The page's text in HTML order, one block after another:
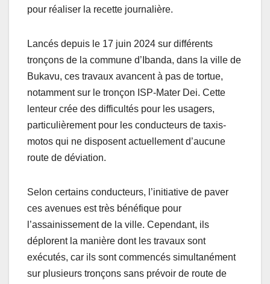
pour réaliser la recette journalière.
Lancés depuis le 17 juin 2024 sur différents
tronçons de la commune d’Ibanda, dans la ville de
Bukavu, ces travaux avancent à pas de tortue,
notamment sur le tronçon ISP-Mater Dei. Cette
lenteur crée des difficultés pour les usagers,
particulièrement pour les conducteurs de taxis-
motos qui ne disposent actuellement d’aucune
route de déviation.
Selon certains conducteurs, l’initiative de paver
ces avenues est très bénéfique pour
l’assainissement de la ville. Cependant, ils
déplorent la manière dont les travaux sont
exécutés, car ils sont commencés simultanément
sur plusieurs tronçons sans prévoir de route de